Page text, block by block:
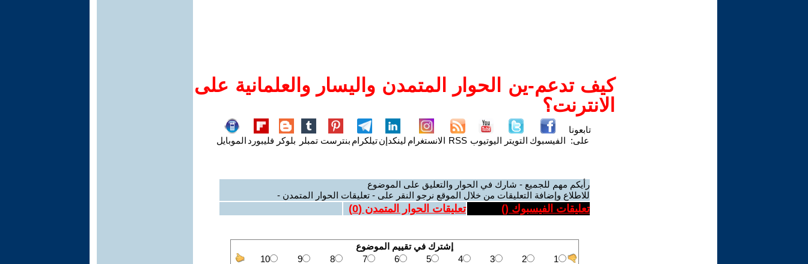
كيف تدعم-ين الحوار المتمدن واليسار والعلمانية على
الانترنت؟
تابعونا
على: الفيسبوك التويتر اليوتيوب RSS الانستغرام لينكدإنتيلكرام بنترست تمبلر بلوكر فليبورد الموبايل
رأيكم مهم للجميع - شارك في الحوار والتعليق على الموضوع
للاطلاع وإضافة التعليقات من خلال الموقع نرجو النقر على - تعليقات الحوار المتمدن -
تعليقات الفيسبوك () تعليقات الحوار المتمدن (0
)